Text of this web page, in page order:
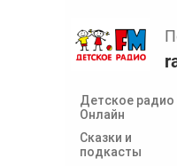
Детское радио
Онлайн
Сказки и
подкасты